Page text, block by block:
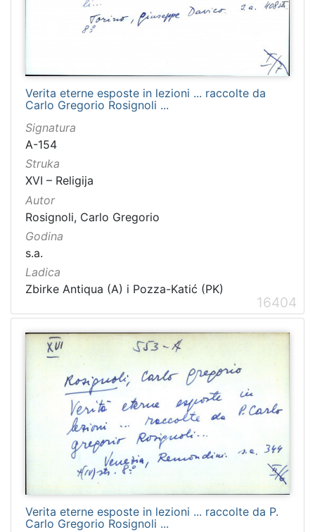
Verita eterne esposte in lezioni ... raccolte da
Carlo Gregorio Rosignoli ...
Signatura
A-154
Struka
XVI – Religija
Autor
Rosignoli, Carlo Gregorio
Godina
s.a.
Ladica
Zbirke Antiqua (A) i Pozza-Katić (PK)
16404
Verita eterne esposte in lezioni ... raccolte da P.
Carlo Gregorio Rosignoli ...